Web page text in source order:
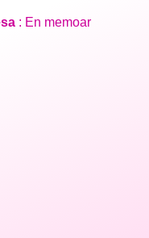
: En memoar